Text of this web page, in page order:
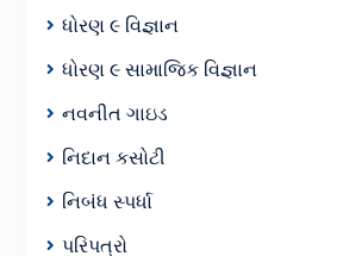
ધોરણ ૯ વિજ્ઞાન
ધોરણ ૯ સામાજિક વિજ્ઞાન
નવનીત ગાઇડ
નિદાન કસોટી
નિબંધ સ્પર્ધા
પરિપત્રો